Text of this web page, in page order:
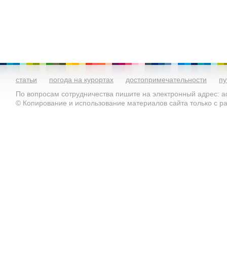
статьи погода на курортах достопримечательности
По вопросам сотрудничества пишите на электронный адрес:
© Копирование и использование материалов сайта только с